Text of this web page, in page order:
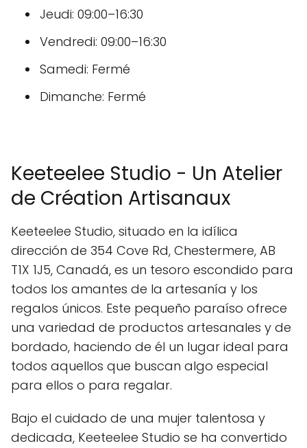
Jeudi: 09:00–16:30
Vendredi: 09:00–16:30
Samedi: Fermé
Dimanche: Fermé
Keeteelee Studio - Un Atelier
de Création Artisanaux
Keeteelee Studio, situado en la idílica
dirección de 354 Cove Rd, Chestermere, AB
T1X 1J5, Canadá, es un tesoro escondido para
todos los amantes de la artesanía y los
regalos únicos. Este pequeño paraíso ofrece
una variedad de productos artesanales y de
bordado, haciendo de él un lugar ideal para
todos aquellos que buscan algo especial
para ellos o para regalar.
Bajo el cuidado de una mujer talentosa y
dedicada, Keeteelee Studio se ha convertido